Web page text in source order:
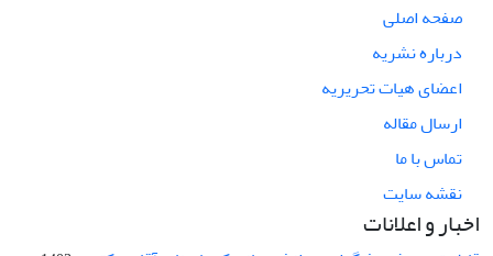
صفحه اصلی
درباره نشریه
اعضای هیات تحریریه
ارسال مقاله
تماس با ما
نقشه سایت
اخبار و اعلانات